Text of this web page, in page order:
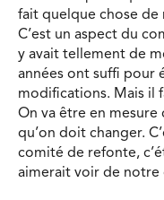
fait quelque chose de
C’est un aspect du
y avait tellement de
années ont suffi pour
modifications. Mais il
On va être en
qu’on doit changer.
comité de refonte,
aimerait voir de notre